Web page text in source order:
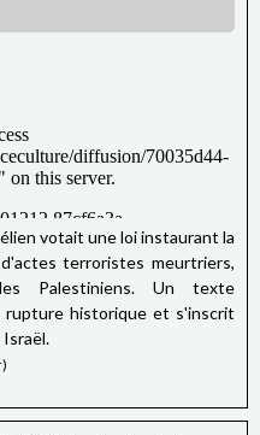
votait une loi instaurant la
terroristes meurtriers,
Palestiniens. Un texte
rupture historique et s'inscrit